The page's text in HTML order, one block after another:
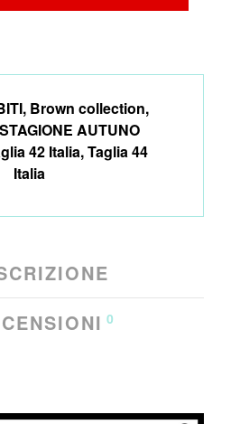
, Brown collection,
STAGIONE AUTUNO
42 Italia,Taglia 44
Italia
0